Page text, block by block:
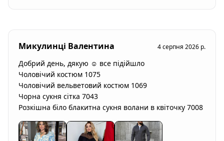
Микулинці Валентина 4 серпня 2026 р.
Добрий день, дякую ☺️ все підійшло
Чоловічий костюм 1075
Чоловічий вельветовий костюм 1069
Чорна сукня сітка 7043
Розкішна біло блакитна сукня волани в квіточку 7008